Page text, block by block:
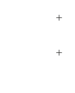
+
+